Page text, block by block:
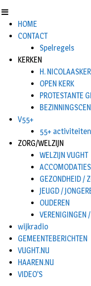
HOME
CONTACT
Spelregels
KERKEN
H.
OPEN KERK
PROTESTANTE
V55+
55+ activiteiten
ZORG/WELZIJN
WELZIJN VUGHT
GEZONDHEID /
JEUGD /
OUDEREN
VERENIGINGEN
wijkradio
GEMEENTEBERICHTEN
VUGHT.NU
HAAREN.NU
VIDEO’S